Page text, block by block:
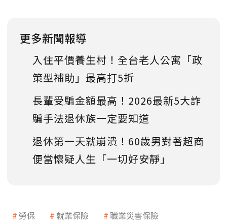
更多新聞報導
入住平價養生村！全台老人公寓「政
策型補助」最高打5折
長輩受騙金額最高！2026最新5大詐
騙手法退休族一定要知道
退休第一天就崩潰！60歲男對著超商
便當懷疑人生「一切好安靜」
勞保 就業保險
職業災害保險